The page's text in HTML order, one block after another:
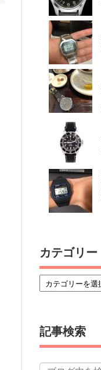
カテゴリー
記事検索